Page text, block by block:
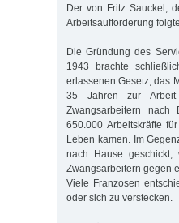
Der von Fritz Sauckel,
Arbeitsaufforderung
Die Gründung des
1943 brachte
erlassenen Gesetz, das
35 Jahren zur Arbeit
Zwangsarbeitern nach
650.000 Arbeitskräfte
Leben kamen. Im
nach Hause
Zwangsarbeitern gegen
Viele Franzosen
oder sich zu verstecken.